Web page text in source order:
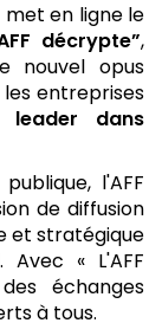
met en ligne le
décrypte”,
nouvel opus
entreprises
leader dans
l'AFF
de diffusion
et stratégique
Avec « L'AFF
échanges
à tous.